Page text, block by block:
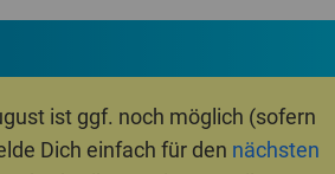
ist ggf. noch möglich (sofern
Dich einfach für den nächsten